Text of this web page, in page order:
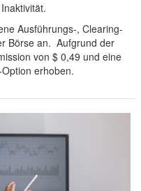
Ausführungs-, Clearing-
Börse an. Aufgrund der
von $ 0,49 und eine
erhoben.